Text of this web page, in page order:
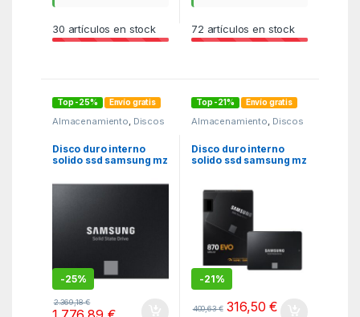
30 artículos en stock 72 artículos en stock
Top -25% Envío gratis
Almacenamiento, Discos
Disco duro interno
solido ssd samsung mz
evo – 4tb – 2.5
-25%
2.369,18€
Top -21% Envío gratis
Almacenamiento, Discos
Disco duro interno
solido ssd samsung mz
-21%
400,63€ 316,50€